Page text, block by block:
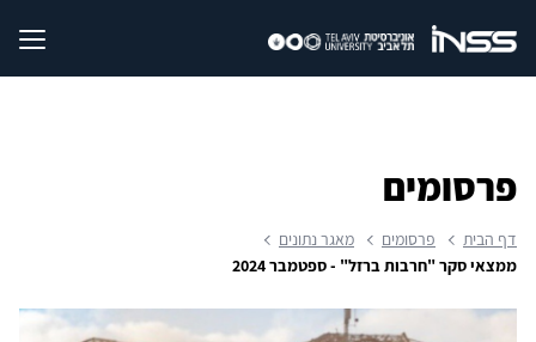
פרסומים
דף הבית פרסומים
מאגר נתונים
ממצאי סקר "חרבות ברזל" - ספטמבר 2024